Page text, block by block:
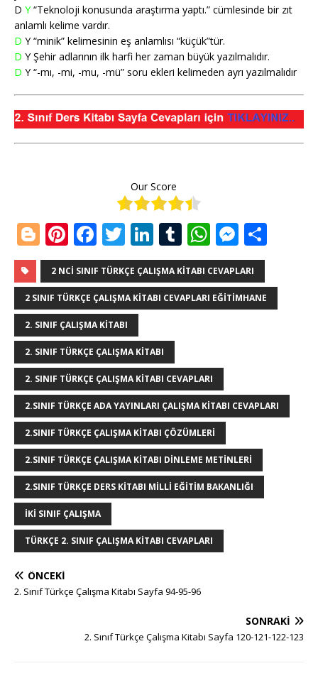
D Y“Teknoloji konusunda araştırma yaptı.” cümlesinde bir zıt
anlamlı kelime vardır.
D Y “minik” kelimesinin eş anlamlısı “küçük”tür.
D Y Şehir adlarının ilk harfi her zaman büyük yazılmalıdır.
D Y “-mı, -mi, -mu, -mü” soru ekleri kelimeden ayrı yazılmalıdır
Our Score
Bl
o
g
g
e
r
Pi
n
te
r
e
st
F
a
c
e
b
o
o
k
T
w
it
te
r
Li
n
k
e
n
T
u
m
bl
W
h
at
s
p
M
e
ss
e
r
ar
e
2 NCI SINIF TÜRKÇE ÇALIŞMA KITABI CEVAPLARI
2 SINIF TÜRKÇE ÇALIŞMA KITABI CEVAPLARI EĞITIMHANE
2. SINIF ÇALIŞMA KITABI
2. SINIF TÜRKÇE ÇALIŞMA KITABI
2. SINIF TÜRKÇE ÇALIŞMA KITABI CEVAPLARI
2.SINIF TÜRKÇE ADA YAYINLARI ÇALIŞMA KITABI CEVAPLARI
2.SINIF TÜRKÇE ÇALIŞMA KITABI ÇÖZÜMLERI
2.SINIF TÜRKÇE ÇALIŞMA KITABI DINLEME METINLERI
2.SINIF TÜRKÇE DERS KITABI MILLI EĞITIM BAKANLIĞI
IKI SINIF ÇALIŞMA
TÜRKÇE 2. SINIF ÇALIŞMA KITABI CEVAPLARI
ÖNCEKI
2. Sınıf Türkçe Çalışma Kitabı Sayfa 94-95-96
SONRAKI
2. Sınıf Türkçe Çalışma Kitabı Sayfa 120-121-122-123